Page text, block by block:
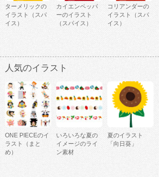
ターメリックの
イラスト（スパ
イス）
カイエンペッパ
ーのイラスト
（スパイス）
コリアンダーの
イラスト（スパ
イス）
人気のイラスト
ONE PIECEのイ
ラスト（まと
め）
いろいろな夏の
イメージのライ
ン素材
夏のイラスト
「向日葵」